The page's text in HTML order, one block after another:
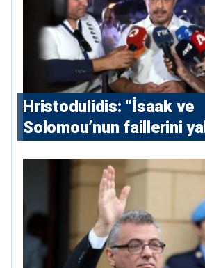
Hristodulidis: “İsaak ve
Solomou’nun faillerini
ve 5 uluslararası
çıkarıldı”